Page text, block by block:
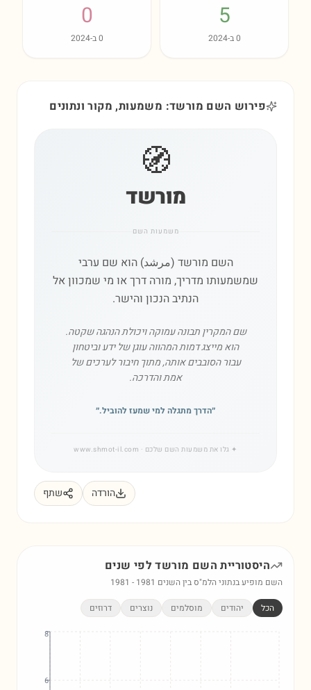
5
0ב-2024
0
0ב-2024
פירוש השם מורשד: משמעות, מקור ונתונים
🧭
מורשד
משמעות השם
השם מורשד (مرشد) הוא שם ערבי
שמשמעותו מדריך, מורה דרך או מי שמכוון אל
הנתיב הנכון והישר.
שם המקרין תבונה עמוקה ויכולת הנהגה שקטה.
הוא מייצג דמות המהווה עוגן של ידע וביטחון
עבור הסובבים אותה, מתוך חיבור לערכים של
אמת והדרכה.
״הדרך מתגלה למי שמעז להוביל.״
✦ גלו את משמעות השם שלכם · www.shmot-il.com
הורדה שתף
היסטוריית השם מורשדלפי שנים
השם מופיע בנתוני הלמ"ס בין השנים 1981 - 1981
הכל יהודים מוסלמים נוצרים דרוזים
6
8